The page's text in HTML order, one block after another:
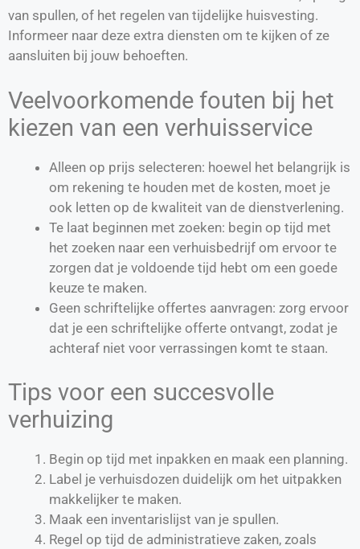
van spullen, of het regelen van tijdelijke huisvesting.
Informeer naar deze extra diensten om te kijken of ze
aansluiten bij jouw behoeften.
Veelvoorkomende fouten bij het
kiezen van een verhuisservice
Alleen op prijs selecteren: hoewel het belangrijk is
om rekening te houden met de kosten, moet je
ook letten op de kwaliteit van de dienstverlening.
Te laat beginnen met zoeken: begin op tijd met
het zoeken naar een verhuisbedrijf om ervoor te
zorgen dat je voldoende tijd hebt om een goede
keuze te maken.
Geen schriftelijke offertes aanvragen: zorg ervoor
dat je een schriftelijke offerte ontvangt, zodat je
achteraf niet voor verrassingen komt te staan.
Tips voor een succesvolle
verhuizing
Begin op tijd met inpakken en maak een planning.
Label je verhuisdozen duidelijk om het uitpakken
makkelijker te maken.
Maak een inventarislijst van je spullen.
Regel op tijd de administratieve zaken, zoals